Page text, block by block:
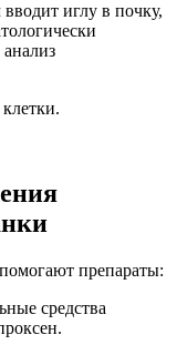
иглу в почку,
препараты:
средства